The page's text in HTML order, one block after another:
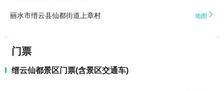
丽水市缙云县仙都街道上章村 地图 
门票
缙云仙都景区门票(含景区交通车)